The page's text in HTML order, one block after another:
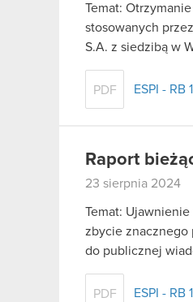
Temat:
stosowanych
S.A. z siedzibą w
PDF ESPI - RB
Raport
23 sierpnia 2024
Temat:
zbycie znacznego
do publicznej
PDF ESPI - RB